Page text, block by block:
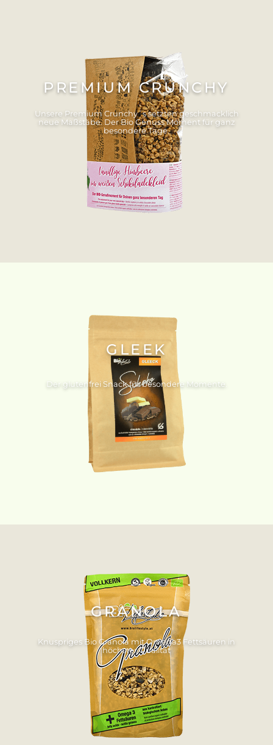
PREMIUM CRUNCHY
Unsere Premium Crunchy´s setzten geschmacklich
neue Maßstäbe. Der Bio Genuss Moment für ganz
besondere Tage.
GLEEK
Der glutenfrei Snack für besondere Momente.
GRANOLA
Knuspriges Bio Granola mit Omega3 Fettsäuren in
höchster Qualität